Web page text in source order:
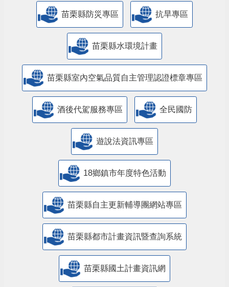
苗栗縣防災專區 抗旱專區
苗栗縣水環境計畫
苗栗縣室內空氣品質自主管理認證標章專區
酒後代駕服務專區 全民國防
遊說法資訊專區
18鄉鎮市年度特色活動
苗栗縣自主更新輔導團網站專區
苗栗縣都市計畫資訊暨查詢系統
苗栗縣國土計畫資訊網